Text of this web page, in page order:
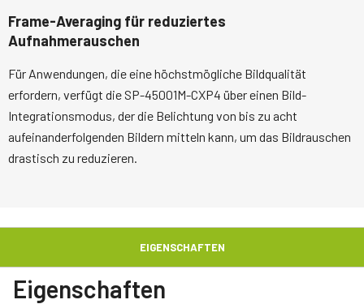
Frame-Averaging für reduziertes
Aufnahmerauschen
Für Anwendungen, die eine höchstmögliche Bildqualität
erfordern, verfügt die SP-45001M-CXP4 über einen Bild-
Integrationsmodus, der die Belichtung von bis zu acht
aufeinanderfolgenden Bildern mitteln kann, um das Bildrauschen
drastisch zu reduzieren.
EIGENSCHAFTEN
Eigenschaften